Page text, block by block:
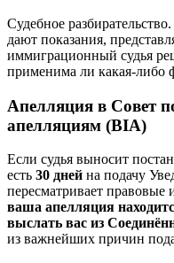
Судебное
дают показания,
иммиграционный судья
применима ли какая-либо
Апелляция в Совет
апелляциям (BIA)
Если судья выносит
есть 30 дней на подачу
пересматривает правовые
ваша апелляция
выслать вас из
из важнейших причин